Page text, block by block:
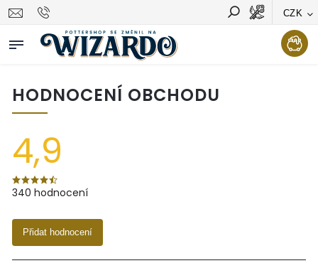
CZK
Vyhledávání Hledat
HODNOCENÍ OBCHODU
4,9
340 hodnocení
Přidat hodnocení